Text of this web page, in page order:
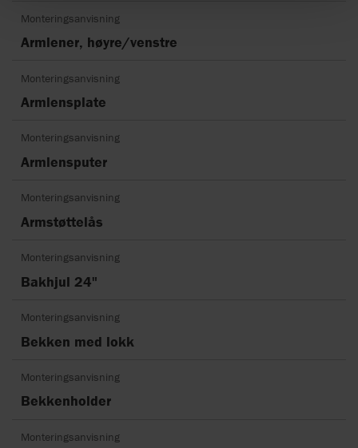
Monteringsanvisning
Armlener, høyre/venstre
Monteringsanvisning
Armlensplate
Monteringsanvisning
Armlensputer
Monteringsanvisning
Armstøttelås
Monteringsanvisning
Bakhjul 24"
Monteringsanvisning
Bekken med lokk
Monteringsanvisning
Bekkenholder
Monteringsanvisning